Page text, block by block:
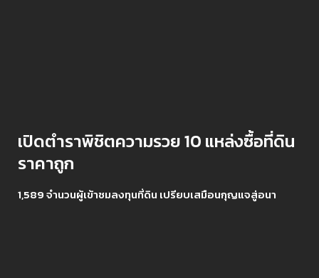
เปิดตำราพิชิตความรวย 10 แหล่งซื้อที่ดิน
ราคาถูก
1,589 จำนวนผู้เข้าชมลงทุนที่ดิน เปรียบเสมือนกุญแจสู่อนา